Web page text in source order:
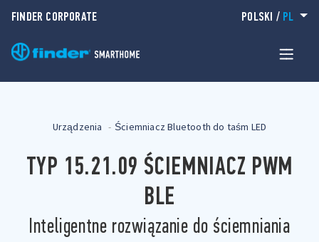
FINDER CORPORATE POLSKI / PL
Urządzenia Ściemniacz Bluetooth do taśm LED
TYP 15.21.09 ŚCIEMNIACZ PWM
BLE
Inteligentne rozwiązanie do ściemniania